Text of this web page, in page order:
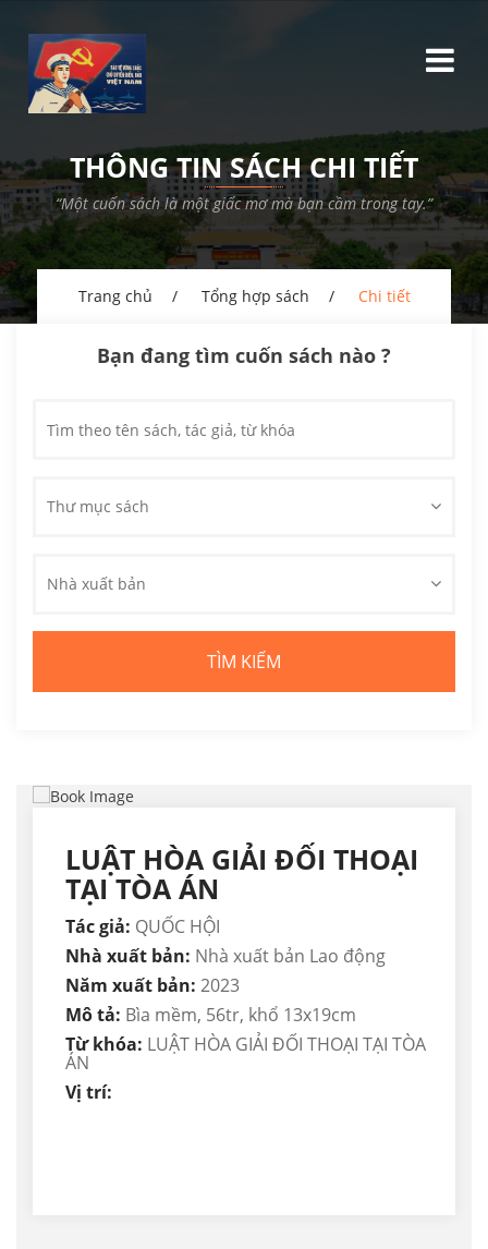
THÔNG TIN SÁCH CHI TIẾT
“Một cuốn sách là một giấc mơ mà bạn cầm trong tay.”
Trang chủ Tổng hợp sách Chi tiết
Bạn đang tìm cuốn sách nào ?
Thư mục sách
Nhà xuất bản
LUẬT HÒA GIẢI ĐỐI THOẠI
TẠI TÒA ÁN
Tác giả: QUỐC HỘI
Nhà xuất bản: Nhà xuất bản Lao động
Năm xuất bản: 2023
Mô tả: Bìa mềm, 56tr, khổ 13x19cm
Từ khóa: LUẬT HÒA GIẢI ĐỐI THOẠI TẠI TÒA
ÁN
Vị trí: